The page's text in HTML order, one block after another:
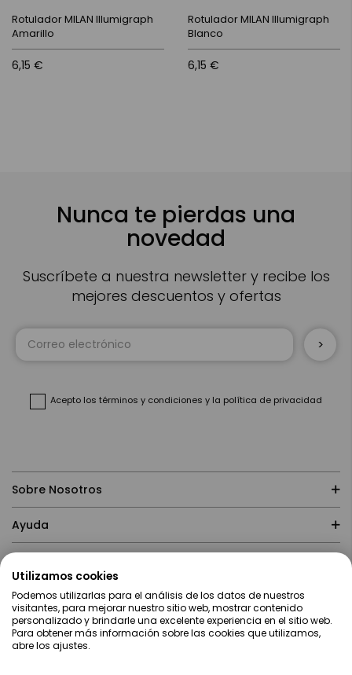
Rotulador MILAN Illumigraph
Amarillo
6,15 €
Rotulador MILAN Illumigraph
Blanco
6,15 €
Nunca te pierdas una
novedad
Suscríbete a nuestra newsletter y recibe los
mejores descuentos y ofertas
Acepto los términos y condiciones y la política de privacidad
Sobre Nosotros
Ayuda
Contacto
Utilizamos cookies
Podemos utilizarlas para el análisis de los datos de nuestros
visitantes, para mejorar nuestro sitio web, mostrar contenido
personalizado y brindarle una excelente experiencia en el sitio web.
Para obtener más información sobre las cookies que utilizamos,
abre los ajustes.